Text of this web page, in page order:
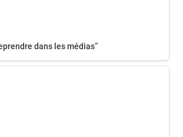
dans les médias”
dans les médias” [école]